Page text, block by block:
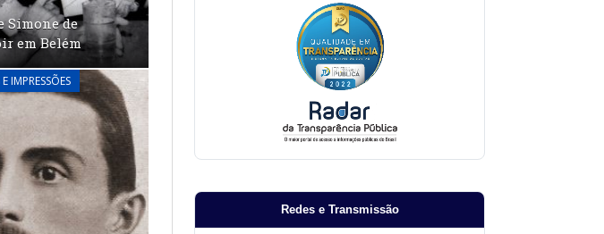
Simone de
em Belém
IMPRESSÕES
Redes e Transmissão